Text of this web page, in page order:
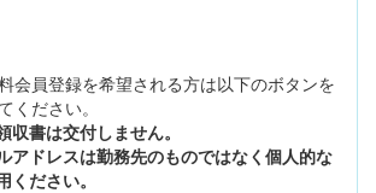
会員登録を希望される方は以下のボタンを
ください。
収書は交付しません。
アドレスは勤務先のものではなく個人的な
ください。